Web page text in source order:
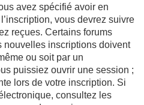
avez spécifié avoir en
vous devrez suivre
reçues. Certains forums
nouvelles inscriptions doivent
ou soit par un
puissiez ouvrir une session ;
lors de votre inscription. Si
consultez les